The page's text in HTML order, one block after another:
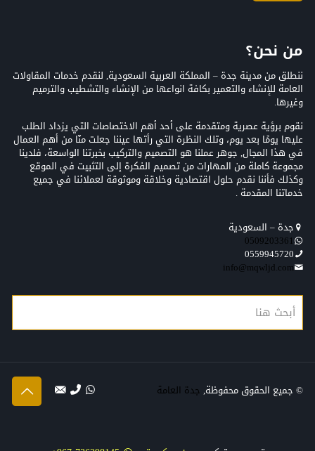
من نحن؟
ننطلق من مدينة جدة – المملكة العربية السعودية, لنقدم خدمات المقاولات
العامة للإنشاء والتعمير بكافة انواعها من الإنشاء والتشطيب والترميم
وغيرها.
نقوم برؤية عصرية ومتقدمة على أحد أهم الاختصاصات التي يزداد الطلب
عليها يومًا بعد يوم، وتلك النظرة التي رأتها عيننا جعلت منّا من أهم العمال
في هذا المجال, جوهر عملنا هو التصميم والتركيب بخبرتنا الواسعة، فلدينا
مجموعة كاملة من المهارات من تصميم الفكرة إلى التثبيت في الموقع
وكذلك فأننا نقدم حلول اقتصادية وخلاقة وموثوقة لعملائنا في جميع
خدماتنا المقدمة .
جدة – السعودية
0509203361‬‏‬‏
0559945720
info@mqwljd.com
© جميع الحقوق محفوظة, جدة العامة